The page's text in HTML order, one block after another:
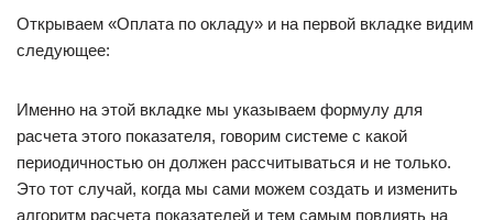
Открываем «Оплата по окладу» и на первой вкладке видим
следующее:
Именно на этой вкладке мы указываем формулу для
расчета этого показателя, говорим системе с какой
периодичностью он должен рассчитываться и не только.
Это тот случай, когда мы сами можем создать и изменить
алгоритм расчета показателей и тем самым повлиять на